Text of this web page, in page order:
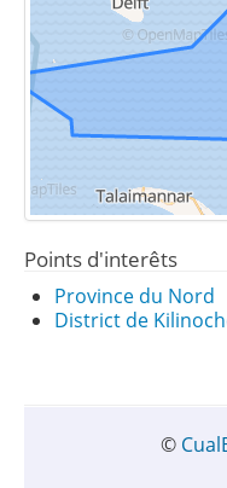
Points d'interêts
Province du Nord
District de
©